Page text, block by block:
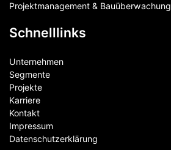
Projektmanagement & Bauüberwachung
Schnelllinks
Unternehmen
Segmente
Projekte
Karriere
Kontakt
Impressum
Datenschutzerklärung